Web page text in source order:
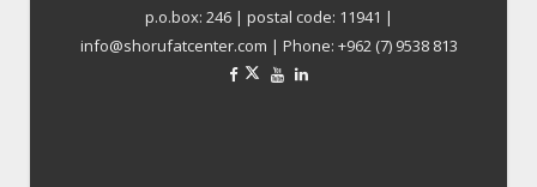
p.o.box: 246 | postal code: 11941 |
info@shorufatcenter.com | Phone: +962 (7) 9538 813